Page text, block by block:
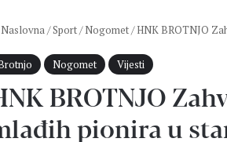
/Sport/ Nogomet/ HNK BROTNJO
Nogomet Vijesti
BROTNJO
pionira u